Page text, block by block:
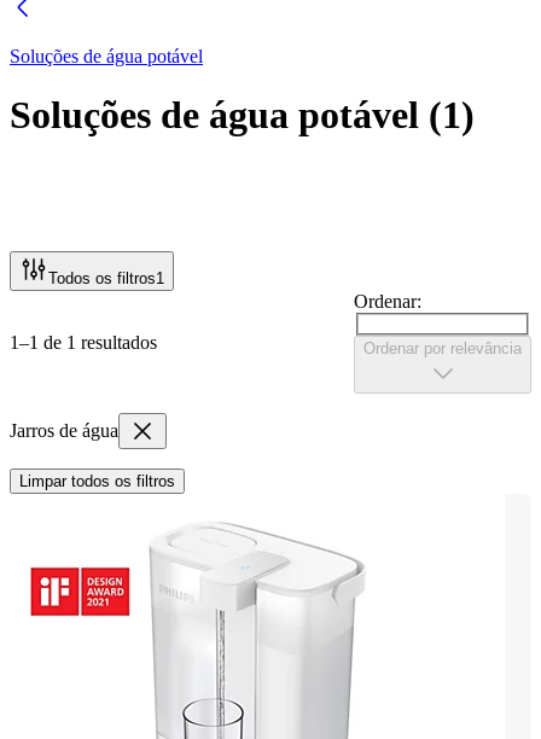
Soluções de água potável
Soluções de água potável (1)
Todos os filtros1
1–1 de 1 resultados
Ordenar:
Ordenar por relevância
Jarros de água
Limpar todos os filtros